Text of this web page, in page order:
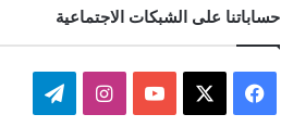
حساباتنا على الشبكات الاجتماعية
فيسبوك ‫YouTubeانستقرامتيلقرام